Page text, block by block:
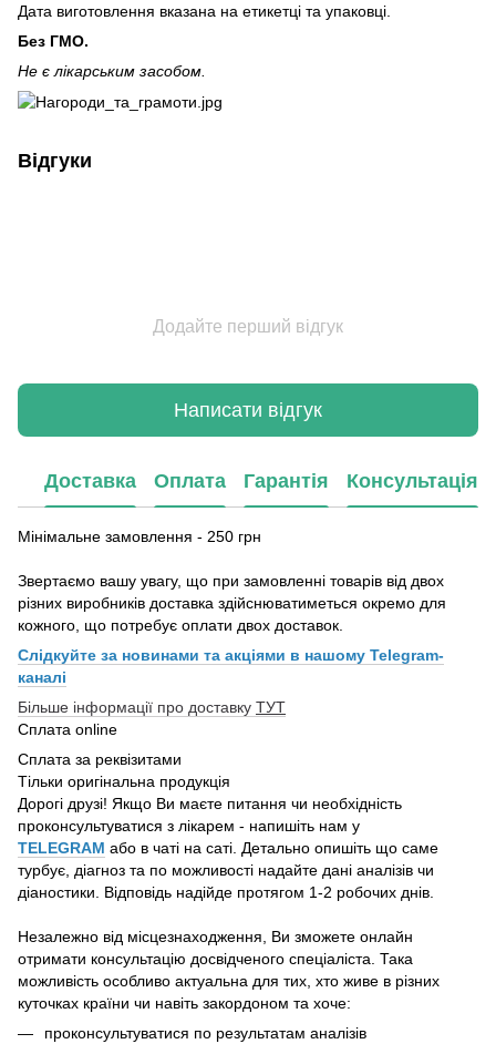
Дата виготовлення вказана на етикетці та упаковці.
Без ГМО.
Не є лікарським засобом.
Відгуки
Додайте перший відгук
Написати відгук
Доставка Оплата Гарантія Консультація
Мінімальне замовлення - 250 грн
Звертаємо вашу увагу, що при замовленні товарів від двох
різних виробників доставка здійснюватиметься окремо для
кожного, що потребує оплати двох доставок.
Слідкуйте за новинами та акціями в нашому Telegram-
каналі
Більше інформації про доставку ТУТ
Сплата online
Сплата за реквізитами
Тільки оригінальна продукція
Дорогі друзі! Якщо Ви маєте питання чи необхідність
проконсультуватися з лікарем - напишіть нам у
TELEGRAM або в чаті на саті. Детально опишіть що саме
турбує, діагноз та по можливості надайте дані аналізів чи
діаностики. Відповідь надійде протягом 1-2 робочих днів.
Незалежно від місцезнаходження, Ви зможете онлайн
отримати консультацію досвідченого спеціаліста. Така
можливість особливо актуальна для тих, хто живе в різних
куточках країни чи навіть закордоном та хоче:
проконсультуватися по результатам аналізів